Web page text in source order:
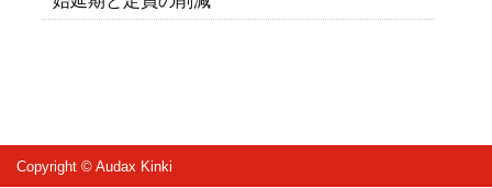
Copyright © Audax Kinki